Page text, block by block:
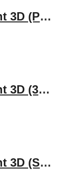
Lenjerie de pat digital print 3D (PEA-FOWL)
Lenjerie de pat digital print 3D (3D-PR8)
Lenjerie de pat digital print 3D (SUN FLOWER)